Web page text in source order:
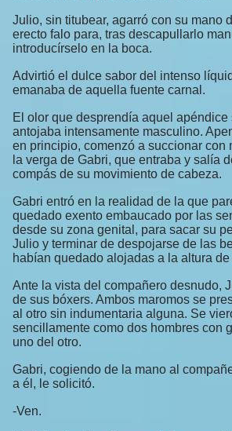
Julio, sin titubear, agarró con su mano
erecto falo para, tras descapullarlo
introducírselo en la boca.
Advirtió el dulce sabor del intenso
emanaba de aquella fuente carnal.
El olor que desprendía aquel apéndice
antojaba intensamente masculino.
en principio, comenzó a succionar con
la verga de Gabri, que entraba y salía
compás de su movimiento de cabeza.
Gabri entró en la realidad de la que
quedado exento embaucado por las
desde su zona genital, para sacar su
Julio y terminar de despojarse de las
habían quedado alojadas a la altura
Ante la vista del compañero desnudo,
de sus bóxers. Ambos maromos se
al otro sin indumentaria alguna. Se
sencillamente como dos hombres con
uno del otro.
Gabri, cogiendo de la mano al
a él, le solicitó.
-Ven.